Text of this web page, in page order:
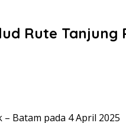
Rute